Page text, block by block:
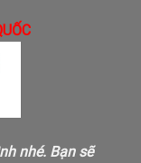
nhé. Bạn sẽ